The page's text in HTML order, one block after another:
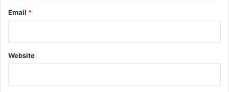
Email *
Website